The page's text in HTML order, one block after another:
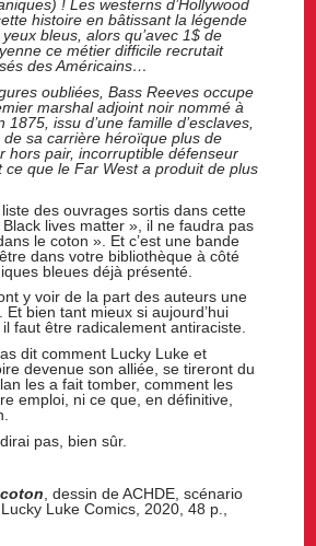
! Les westerns d’Hollywood
histoire en bâtissant la légende
bleus, alors qu’avec 1$ de
ce métier difficile recrutait
des Américains…
oubliées, Bass Reeves occupe
marshal adjoint noir nommé à
1875, issu d’une famille d’esclaves,
sa carrière héroïque plus de
hors pair, incorruptible défenseur
ce que le Far West a produit de plus
des ouvrages sortis dans cette
lives matter », il ne faudra pas
le coton ». Et c’est une bande
dans votre bibliothèque à côté
bleues déjà présenté.
y voir de la part des auteurs une
Et bien tant mieux si aujourd’hui
faut être radicalement antiraciste.
dit comment Lucky Luke et
devenue son alliée, se tireront du
les a fait tomber, comment les
emploi, ni ce que, en définitive,
pas, bien sûr.
, dessin de ACHDE, scénario
Luke Comics, 2020, 48 p.,